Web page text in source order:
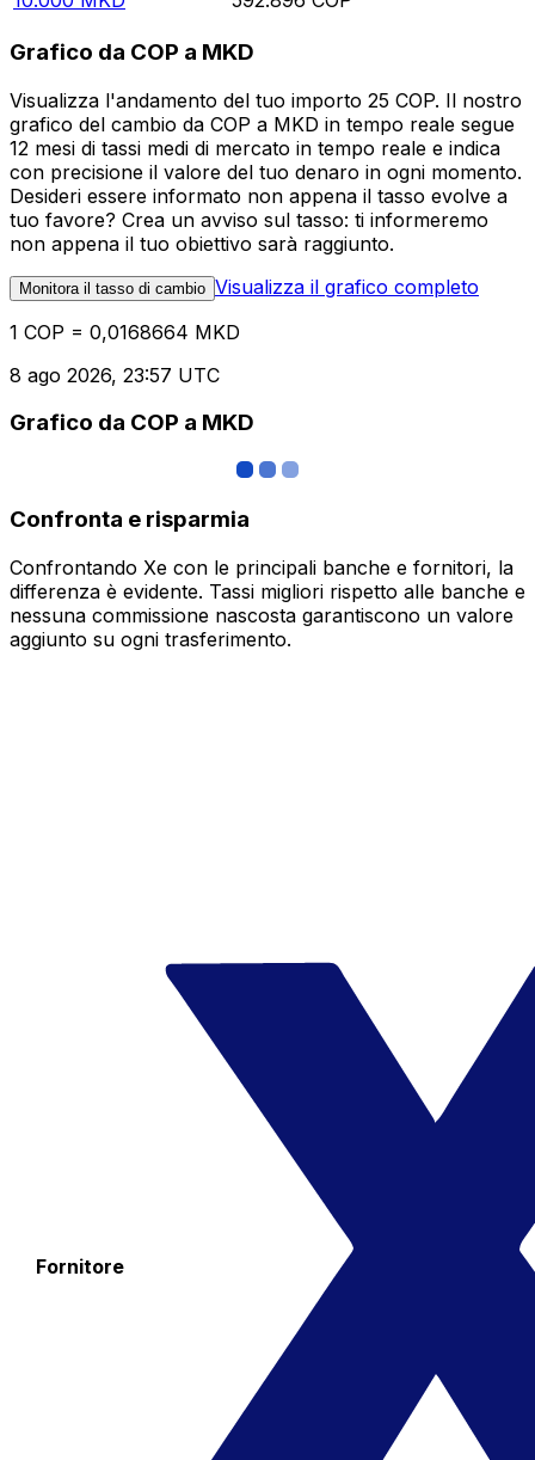
Grafico da COP a MKD
Visualizza l'andamento del tuo importo 25 COP. Il nostro
grafico del cambio da COP a MKD in tempo reale segue
12 mesi di tassi medi di mercato in tempo reale e indica
con precisione il valore del tuo denaro in ogni momento.
Desideri essere informato non appena il tasso evolve a
tuo favore? Crea un avviso sul tasso: ti informeremo
non appena il tuo obiettivo sarà raggiunto.
Monitora il tasso di cambio Visualizza il grafico completo
1 COP = 0,0168664 MKD
8 ago 2026, 23:57 UTC
Grafico da COP a MKD
Confronta e risparmia
Confrontando Xe con le principali banche e fornitori, la
differenza è evidente. Tassi migliori rispetto alle banche e
nessuna commissione nascosta garantiscono un valore
aggiunto su ogni trasferimento.
Fornitore